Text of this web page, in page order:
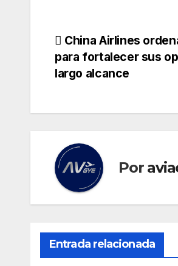
Navegación
de
China Airlines
para fortalecer sus
largo alcance
Por
Entrada relacionada